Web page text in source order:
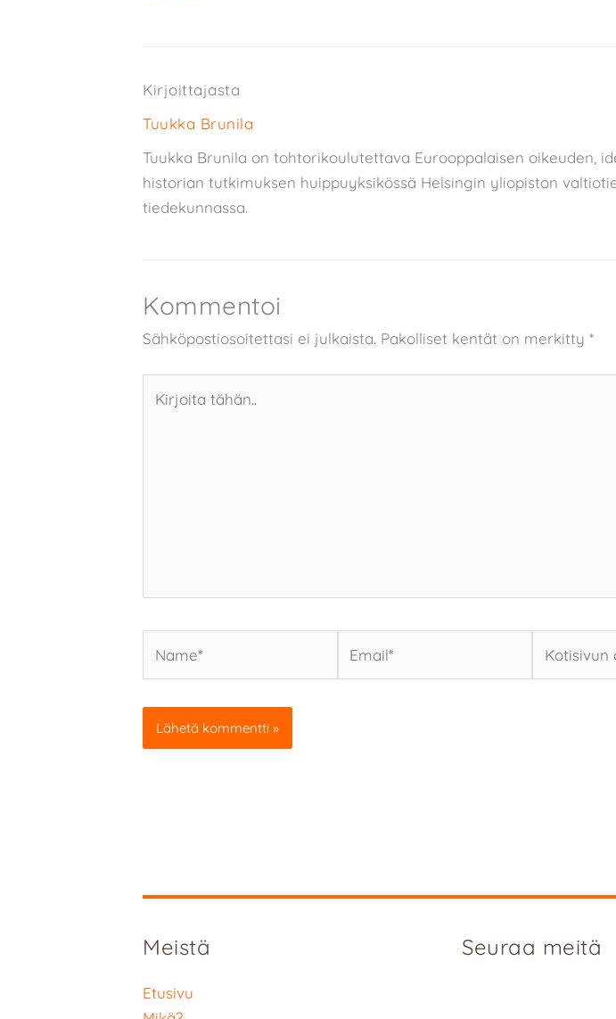
Kirjoittajasta
Tuukka Brunila
Tuukka Brunila on tohtorikoulutettava Eurooppalaisen oikeuden,
historian tutkimuksen huippuyksikössä Helsingin yliopiston
tiedekunnassa.
Kommentoi
Sähköpostiosoitettasi ei julkaista. Pakolliset kentät on merkitty *
tähän..
osoite
Meistä
Etusivu
Seuraa meitä